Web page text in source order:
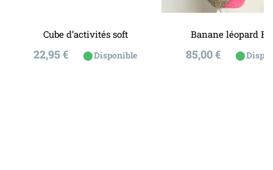
Cube d’activités soft
Prix
22,95 € ⬤Disponible
Banane léopard
Prix
85,00 € ⬤